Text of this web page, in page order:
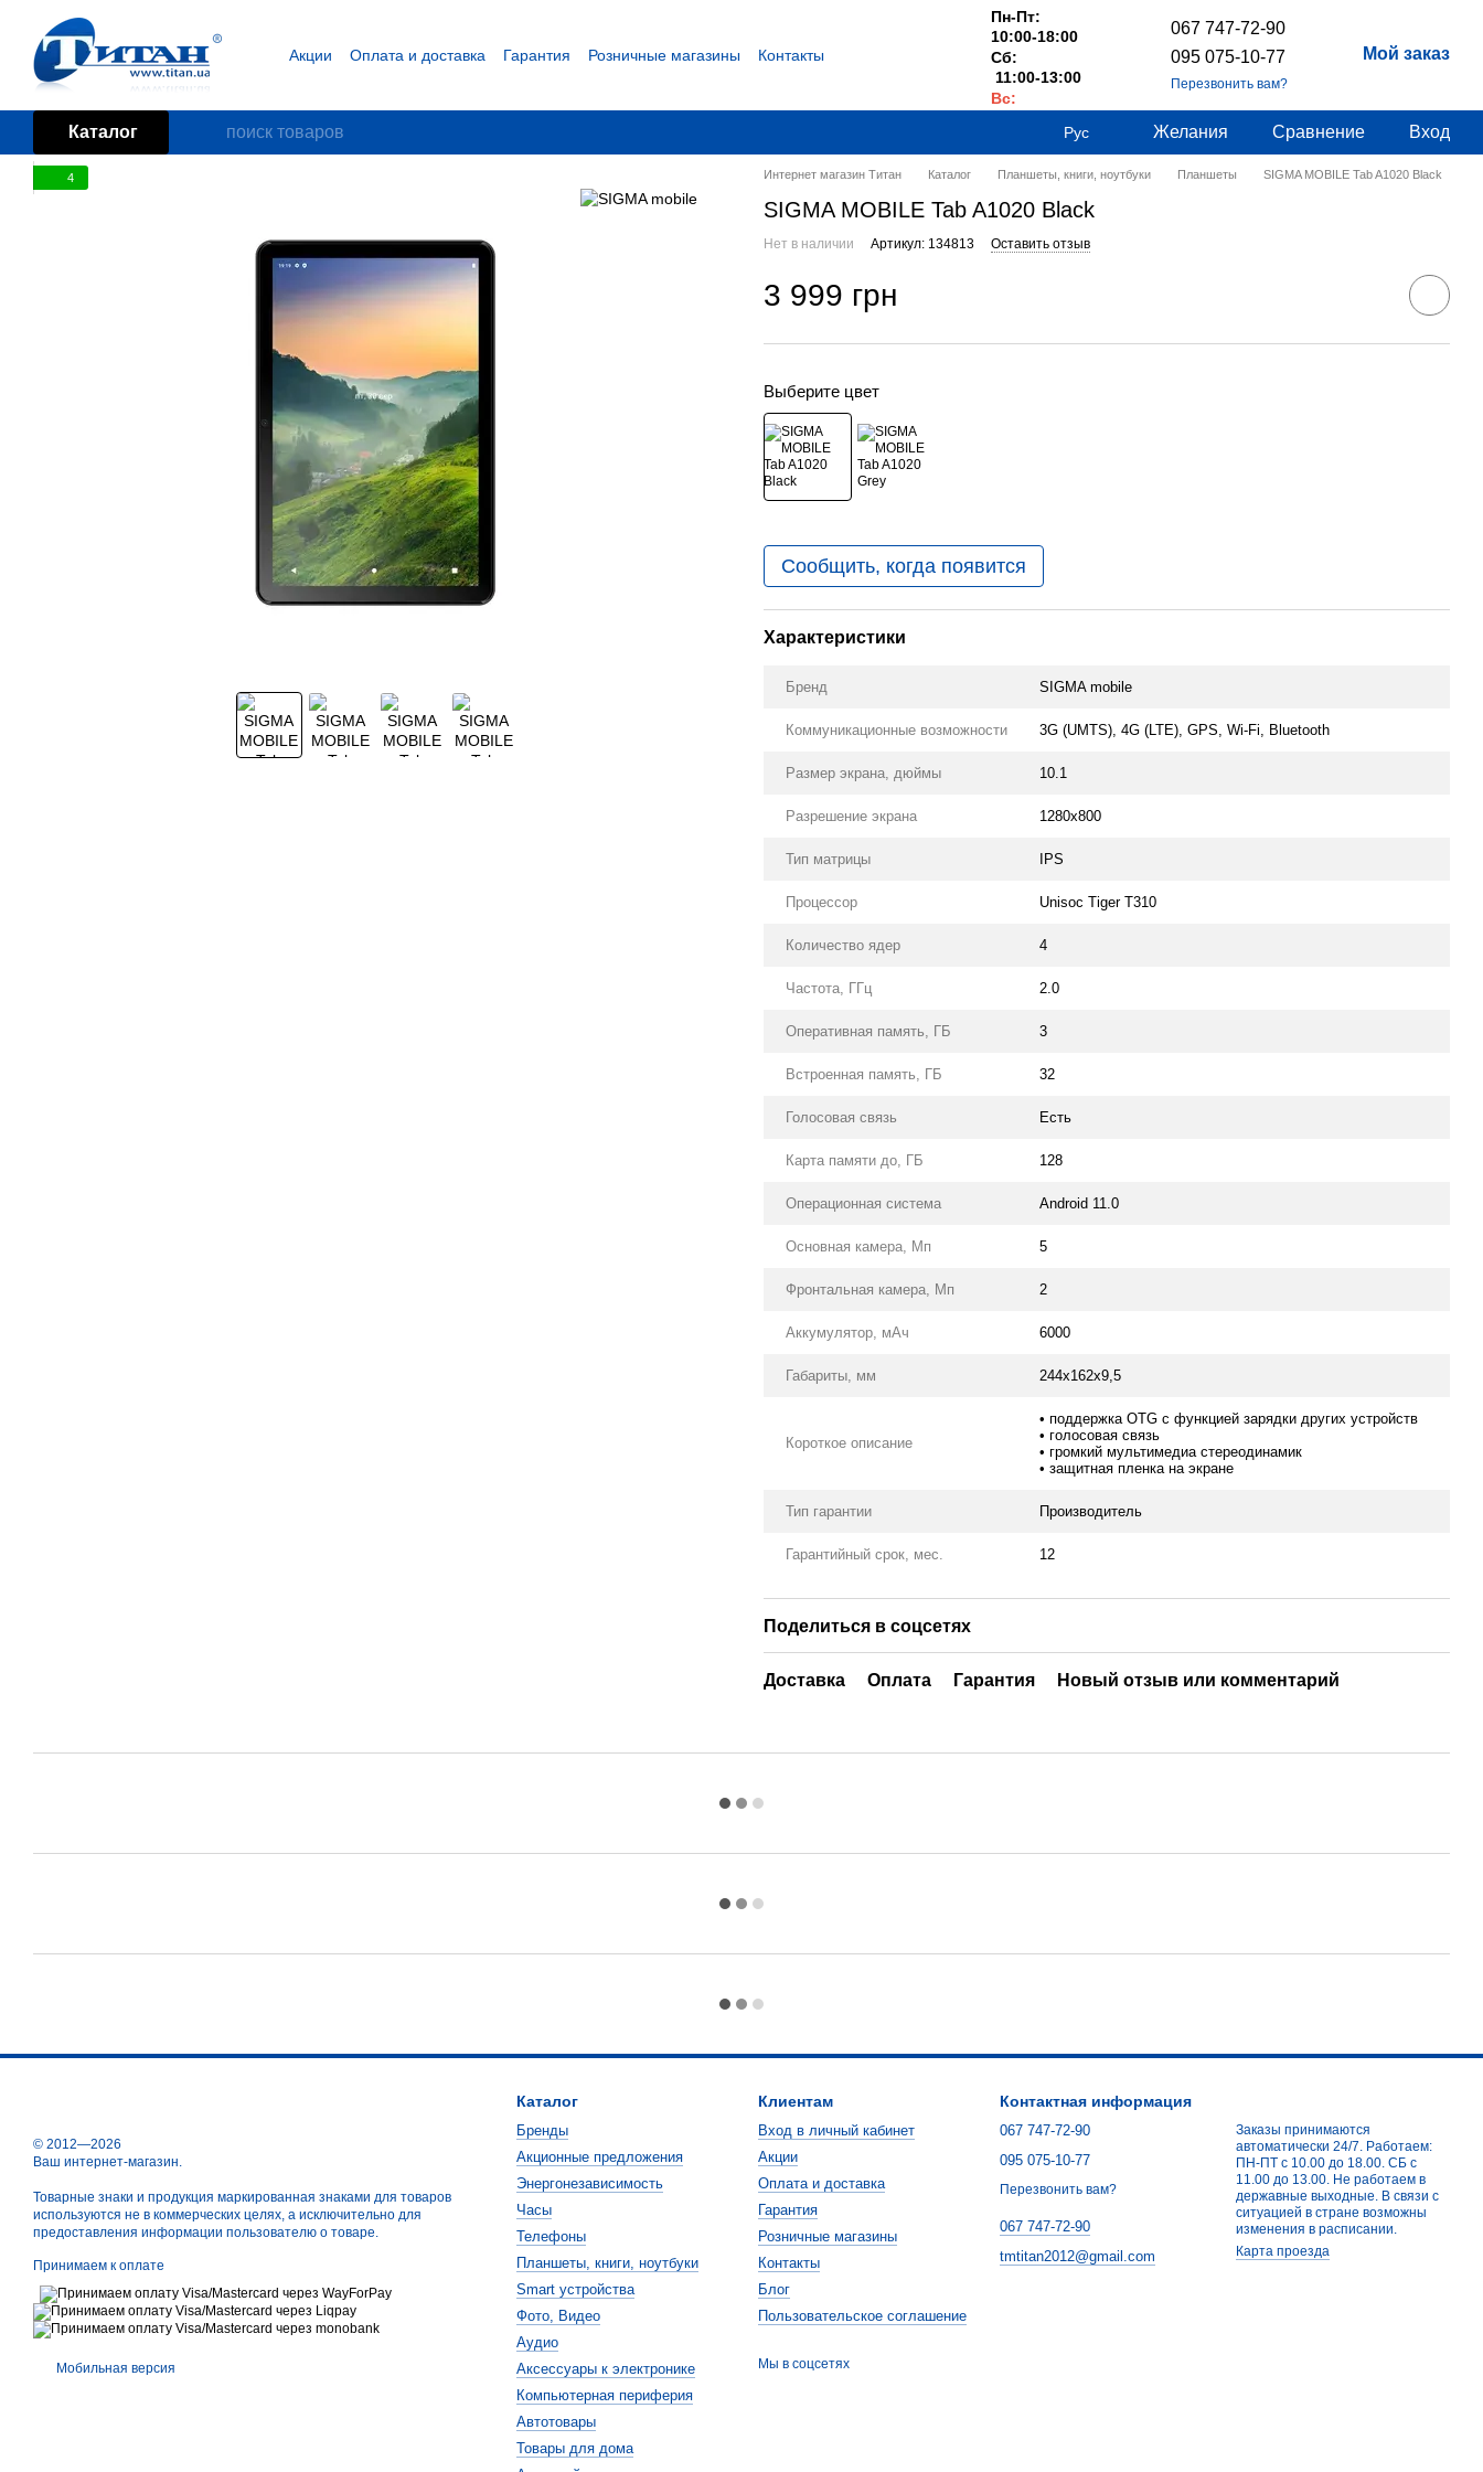
Перейти к основному контенту
Акции Оплата и доставка Гарантия Розничные магазины
Контакты
Пн-Пт:
10:00-18:00
Сб:
11:00-13:00
Вс:
067 747-72-90
095 075-10-77
Перезвонить вам?
Мой заказ
Каталог Рус Желания Сравнение Вход
4 Интернет магазин Титан Каталог Планшеты, книги, ноутбуки Планшеты SIGMA MOBILE Tab A1020 Black
SIGMA MOBILE Tab A1020 Black
Нет в наличии Артикул: 134813 Оставить отзыв
3 999 грн
Выберите цвет
Сообщить, когда появится
Характеристики
Бренд SIGMA mobile
Коммуникационные возможности 3G (UMTS), 4G (LTE), GPS, Wi-Fi, Bluetooth
Размер экрана, дюймы 10.1
Разрешение экрана 1280х800
Тип матрицы IPS
Процессор Unisoc Tiger T310
Количество ядер 4
Частота, ГГц 2.0
Оперативная память, ГБ 3
Встроенная память, ГБ 32
Голосовая связь Есть
Карта памяти до, ГБ 128
Операционная система Android 11.0
Основная камера, Мп 5
Фронтальная камера, Мп 2
Аккумулятор, мАч 6000
Габариты, мм 244x162x9,5
Короткое описание
• поддержка OTG с функцией зарядки других устройств
• голосовая связь
• громкий мультимедиа стереодинамик
• защитная пленка на экране
Тип гарантии Производитель
Гарантийный срок, мес. 12
Поделиться в соцсетях
Доставка Оплата Гарантия Новый отзыв или комментарий
© 2012—2026
Ваш интернет-магазин.
Товарные знаки и продукция маркированная знаками для товаров
используются не в коммерческих целях, а исключительно для
предоставления информации пользователю о товаре.
Принимаем к оплате
Мобильная версия
Каталог
Бренды
Акционные предложения
Энергонезависимость
Часы
Телефоны
Планшеты, книги, ноутбуки
Smart устройства
Фото, Видео
Аудио
Аксессуары к электронике
Компьютерная периферия
Автотовары
Товары для дома
Клиентам
Вход в личный кабинет
Акции
Оплата и доставка
Гарантия
Розничные магазины
Контакты
Блог
Пользовательское соглашение
Мы в соцсетях
Контактная информация
067 747-72-90
095 075-10-77
Перезвонить вам?
067 747-72-90
tmtitan2012@gmail.com
Заказы принимаются
автоматически 24/7. Работаем:
ПН-ПТ с 10.00 до 18.00. СБ с
11.00 до 13.00. Не работаем в
державные выходные. В связи с
ситуацией в стране возможны
изменения в расписании.
Карта проезда